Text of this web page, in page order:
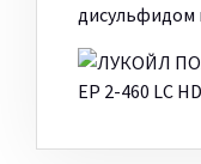
дисульфидом